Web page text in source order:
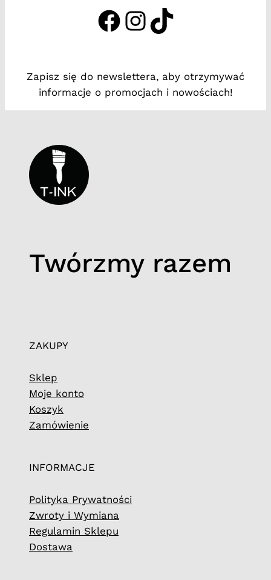
p
https://http://instagram.com
http://tiktok.tak
Zapisz się do newslettera, aby otrzymywać
informacje o promocjach i nowościach!
Twórzmy razem
ZAKUPY
Sklep
Moje konto
Koszyk
Zamówienie
INFORMACJE
Polityka Prywatności
Zwroty i Wymiana
Regulamin Sklepu
Dostawa